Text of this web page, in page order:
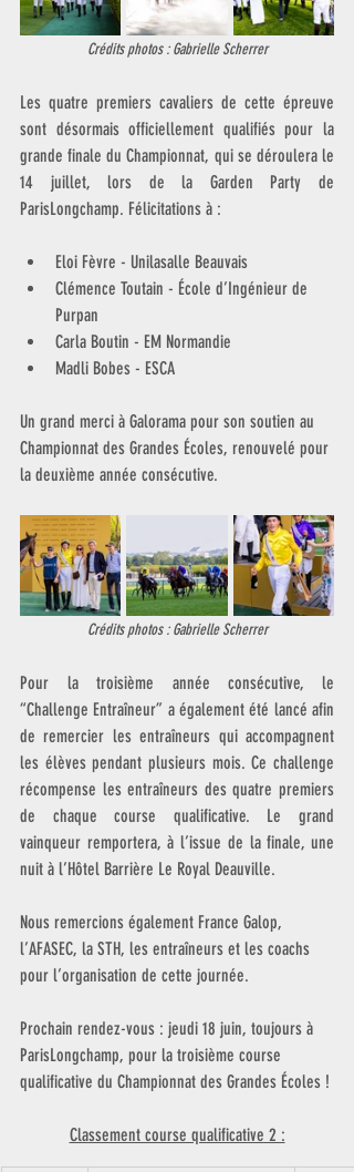
Crédits photos : Gabrielle Scherrer
Les quatre premiers cavaliers de cette épreuve
sont désormais officiellement qualifiés pour la
grande finale du Championnat, qui se déroulera le
14 juillet, lors de la Garden Party de
ParisLongchamp. Félicitations à :
Eloi Fèvre - Unilasalle Beauvais
Clémence Toutain - École d’Ingénieur de
Purpan
Carla Boutin - EM Normandie
Madli Bobes - ESCA
Un grand merci à Galorama pour son soutien au
Championnat des Grandes Écoles, renouvelé pour
la deuxième année consécutive.
Crédits photos : Gabrielle Scherrer
Pour la troisième année consécutive, le
“Challenge Entraîneur” a également été lancé afin
de remercier les entraîneurs qui accompagnent
les élèves pendant plusieurs mois. Ce challenge
récompense les entraîneurs des quatre premiers
de chaque course qualificative. Le grand
vainqueur remportera, à l’issue de la finale, une
nuit à l’Hôtel Barrière Le Royal Deauville.
Nous remercions également France Galop,
l’AFASEC, la STH, les entraîneurs et les coachs
pour l’organisation de cette journée.
Prochain rendez-vous : jeudi 18 juin, toujours à
ParisLongchamp, pour la troisième course
qualificative du Championnat des Grandes Écoles !
Classement course qualificative 2 :